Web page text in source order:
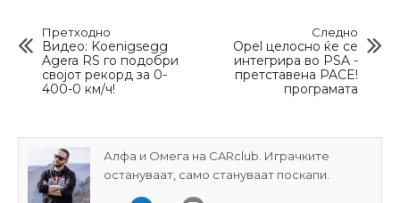
Претходно
Видео: Koenigsegg
Agera RS го подобри
својот рекорд за 0-
400-0 км/ч!
Следно
Opel целосно ќе се
интегрира во PSA -
претставена PACE!
програмата
Алфа и Омега на CARclub. Играчките
остануваат, само стануваат поскапи.